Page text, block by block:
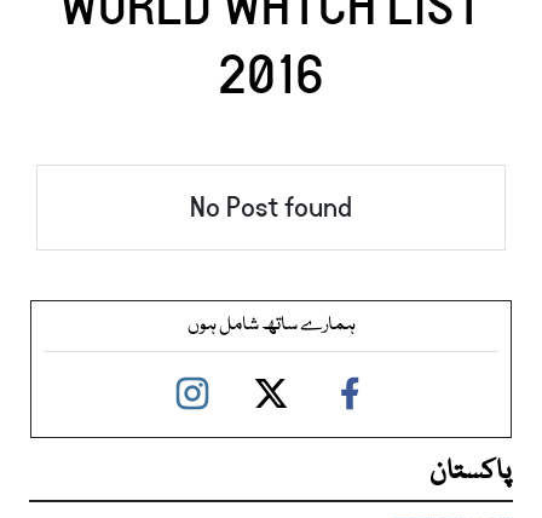
2016
No Post found
ہمارے ساتھ شامل ہوں
پاکستان